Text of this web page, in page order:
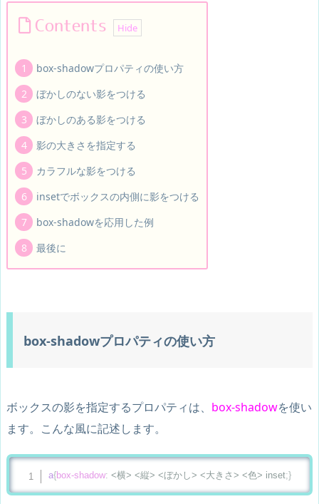
Contents
box-shadowプロパティの使い方
ぼかしのない影をつける
ぼかしのある影をつける
影の大きさを指定する
カラフルな影をつける
insetでボックスの内側に影をつける
box-shadowを応用した例
最後に
box-shadowプロパティの使い方
ボックスの影を指定するプロパティは、 box-shadowを使い
ます。こんな風に記述します。
a{box-shadow: <横> <縦> <ぼかし> <大きさ> <色> inset;}